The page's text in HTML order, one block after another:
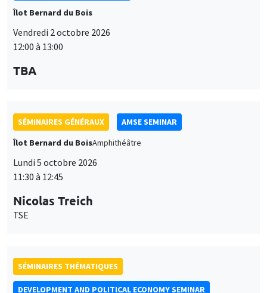
Îlot Bernard du Bois
Vendredi 2 octobre 2026
12:00 à 13:00
TBA
SÉMINAIRES GÉNÉRAUX
AMSE SEMINAR
Îlot Bernard du BoisAmphithéâtre
Lundi 5 octobre 2026
11:30 à 12:45
Nicolas Treich
TSE
SÉMINAIRES THÉMATIQUES
DEVELOPMENT AND POLITICAL ECONOMY SEMINAR